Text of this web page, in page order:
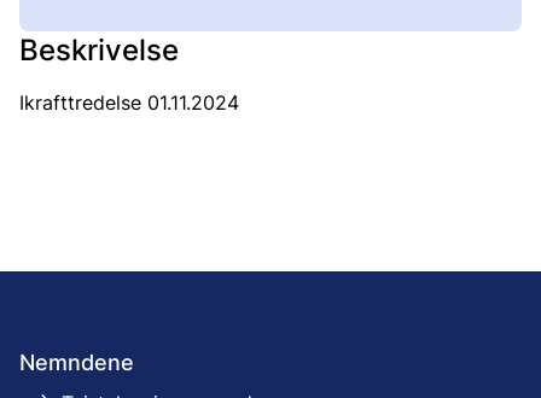
Beskrivelse
Ikrafttredelse 01.11.2024
Nemndene